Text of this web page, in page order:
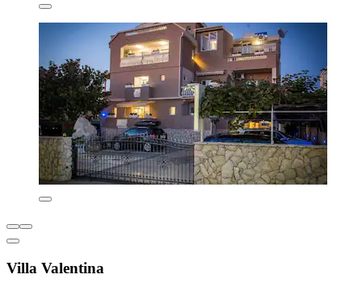
Villa Valentina